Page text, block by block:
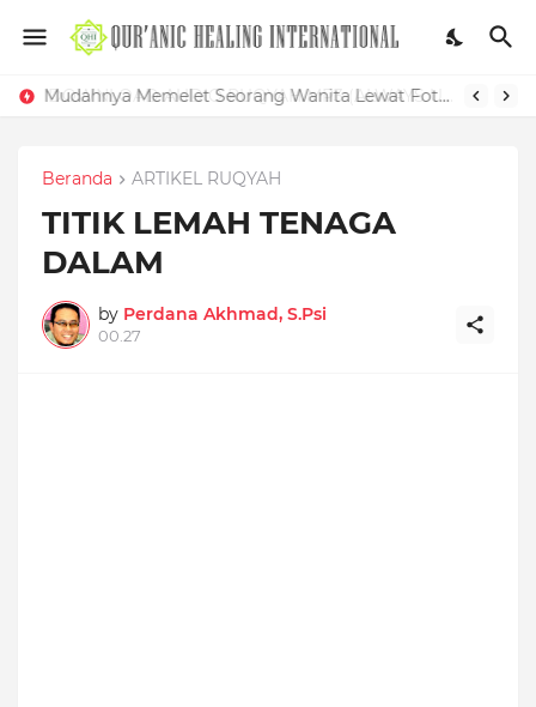
Mudahnya Memelet Seorang Wanita Lewat Foto di Facebook
Beranda ARTIKEL RUQYAH
TITIK LEMAH TENAGA
DALAM
by Perdana Akhmad, S.Psi
00.27